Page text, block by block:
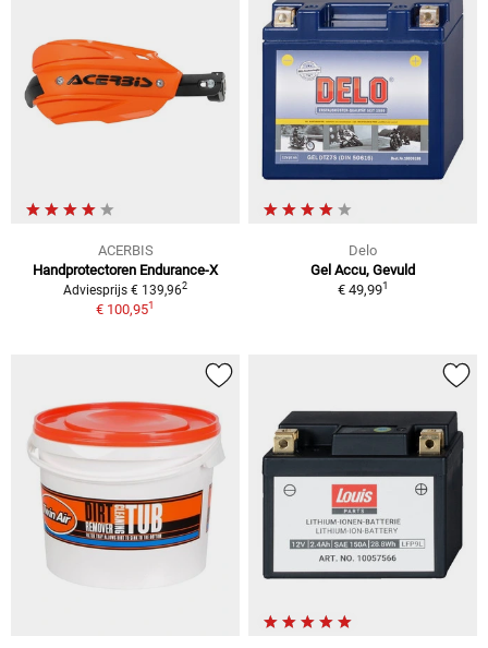
ACERBIS
Handprotectoren Endurance-X
Adviesprijs € 139,962
€ 100,951
Delo
Gel Accu, Gevuld
€ 49,991